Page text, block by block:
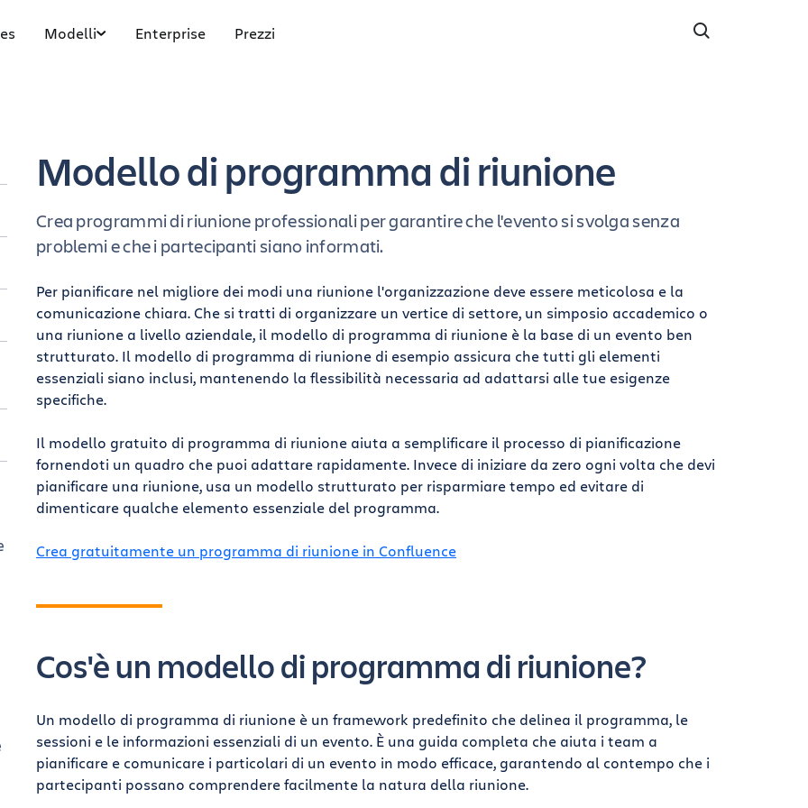
Modelli Enterprise Prezzi
Modello di programma di riunione
Crea programmi di riunione professionali per garantire che l'evento si svolga senza
problemi e che i partecipanti siano informati.
Per pianificare nel migliore dei modi una riunione l'organizzazione deve essere meticolosa e la
comunicazione chiara. Che si tratti di organizzare un vertice di settore, un simposio accademico o
una riunione a livello aziendale, il modello di programma di riunione è la base di un evento ben
strutturato. Il modello di programma di riunione di esempio assicura che tutti gli elementi
essenziali siano inclusi, mantenendo la flessibilità necessaria ad adattarsi alle tue esigenze
specifiche.
Il modello gratuito di programma di riunione aiuta a semplificare il processo di pianificazione
fornendoti un quadro che puoi adattare rapidamente. Invece di iniziare da zero ogni volta che devi
pianificare una riunione, usa un modello strutturato per risparmiare tempo ed evitare di
dimenticare qualche elemento essenziale del programma.
Crea gratuitamente un programma di riunione in Confluence
Cos'è un modello di programma di riunione?
Un modello di programma di riunione è un framework predefinito che delinea il programma, le
sessioni e le informazioni essenziali di un evento. È una guida completa che aiuta i team a
pianificare e comunicare i particolari di un evento in modo efficace, garantendo al contempo che i
partecipanti possano comprendere facilmente la natura della riunione.